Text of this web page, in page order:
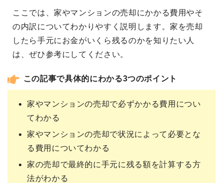
ここでは、家やマンションの売却にかかる費用やそ
の内訳についてわかりやすく説明します。家を売却
したら手元にお金がいくら残るのかを知りたい人
は、ぜひ参考にしてください。
この記事で具体的にわかる3つのポイント
家やマンションの売却で必ずかかる費用につい
てわかる
家やマンションの売却で状況によって必要とな
る費用についてわかる
家の売却で最終的に手元に残る額を計算する方
法がわかる